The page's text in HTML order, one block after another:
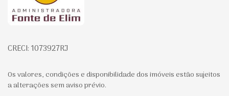
CRECI: 1073927RJ
Os valores, condições e disponibilidade dos imóveis estão sujeitos
a alterações sem aviso prévio.